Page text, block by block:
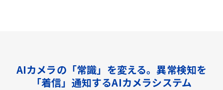
AIカメラの「常識」を変える。異常検知を
「着信」通知するAIカメラシステム